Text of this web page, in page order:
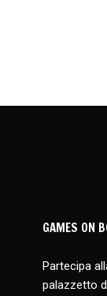
GAMES ON
Partecipa
palazzetto